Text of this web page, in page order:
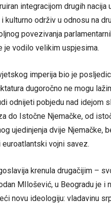
integracijom drugih
kulturno održiv u odnosu na
povezivanja
je vodilo velikim uspjesima.
imperija bio je
dugoročno ne mogu
odnijeti pobjedu nad idejom
do Istočne Njemačke, od
ujedinjenja dvije Njemačke,
euroatlantski vojni savez.
krenula drugačijim –
MIlošević, u Beogradu je
novu ideologiju: vladavinu